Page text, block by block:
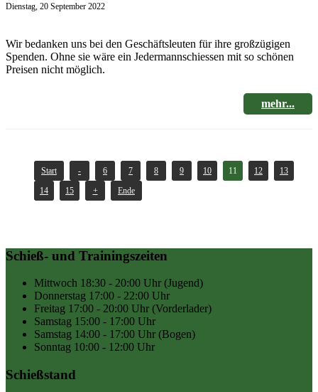
Dienstag, 20 September 2022
Wir bedanken uns bei den Geschäftsleuten für ihre großzügigen
Spenden. Ohne sie wäre ein Jedermannschiessen mit so schönen
Preisen nicht möglich.
mehr...
Start - 6 7 8 9 10 11 12
13
14
15 + Ende
Schieß- und Trainingszeiten
Mittwoch 18:30 - 20:00 Uhr (Jugend)
Donnerstag 17:00 - 22:00 Uhr
Freitag 17:00 - 20:00 Uhr (Vorderlader)
Samstag 15:00 - 17:00 Uhr
Samstag 14:00 - 17:00 Uhr (Bogen)
Sonntag 10:00 - 12:00 Uhr
Schießstand